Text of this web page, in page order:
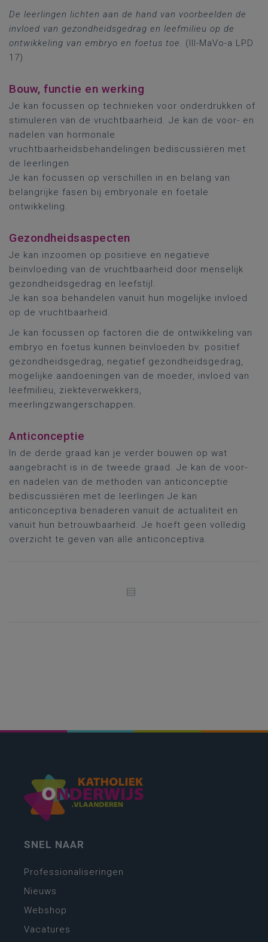
De leerlingen lichten aan de hand van voorbeelden de
invloed van gezondheidsgedrag en leefmilieu op de
ontwikkeling van embryo en foetus toe. (III-MaVo-a LPD
17)
Bouw, functie en werking
Je kan focussen op technieken voor onderdrukken of
stimuleren van de vruchtbaarheid. Je kan de voor- en
nadelen van hormonale
vruchtbaarheidsbehandelingen bediscussiëren met
de leerlingen
Je kan focussen op verschillen in en belang van
belangrijke fasen bij embryonale en foetale
ontwikkeling.
Gezondheidsaspecten
Je kan inzoomen op positieve en negatieve
beïnvloeding van de vruchtbaarheid door menselijk
gezondheidsgedrag en leefstijl.
Je kan soa behandelen vanuit hun mogelijke invloed
op de vruchtbaarheid.
Je kan focussen op factoren die de ontwikkeling van
embryo en foetus kunnen beïnvloeden bv. positief
gezondheidsgedrag, negatief gezondheidsgedrag,
mogelijke aandoeningen van de moeder, invloed van
leefmilieu, ziekteverwekkers,
meerlingzwangerschappen.
Anticonceptie
In de derde graad kan je verder bouwen op wat
aangebracht is in de tweede graad. Je kan de voor-
en nadelen van de methoden van anticonceptie
bediscussiëren met de leerlingen Je kan
anticonceptiva benaderen vanuit de actualiteit en
vanuit hun betrouwbaarheid. Je hoeft geen volledig
overzicht te geven van alle anticonceptiva.
SNEL NAAR
Professionaliseringen
Nieuws
Webshop
Vacatures